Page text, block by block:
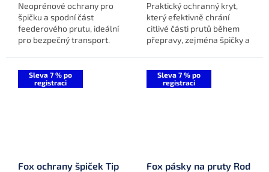
Neoprénové ochrany pro
špičku a spodní část
feederového prutu, ideální
pro bezpečný transport.
Praktický ochranný kryt,
který efektivně chrání
citlivé části prutů během
přepravy, zejména špičky a
Sleva 7 % po
registraci
Fox ochrany špiček Tip
Sleva 7 % po
registraci
Fox pásky na pruty Rod